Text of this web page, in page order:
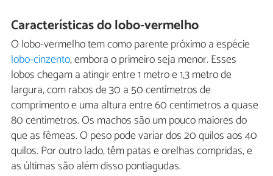
Características do lobo-vermelho
O lobo-vermelho tem como parente próximo a espécie
lobo-cinzento, embora o primeiro seja menor. Esses
lobos chegam a atingir entre 1 metro e 1,3 metro de
largura, com rabos de 30 a 50 centímetros de
comprimento e uma altura entre 60 centímetros a quase
80 centímetros. Os machos são um pouco maiores do
que as fêmeas. O peso pode variar dos 20 quilos aos 40
quilos. Por outro lado, têm patas e orelhas compridas, e
as últimas são além disso pontiagudas.